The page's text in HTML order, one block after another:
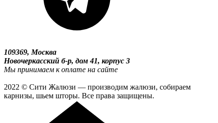
109369, Москва
Новочеркасский б-р, дом 41, корпус 3
Мы принимаем к оплате на сайте
2022 © Сити Жалюзи — производим жалюзи, собираем
карнизы, шьем шторы. Все права защищены.